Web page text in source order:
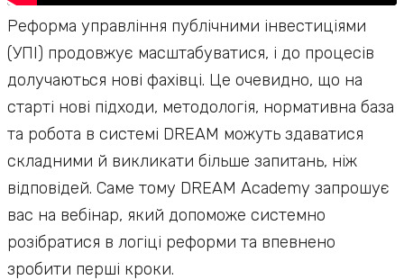
Реформа управління публічними інвестиціями
(УПІ) продовжує масштабуватися, і до процесів
долучаються нові фахівці. Це очевидно, що на
старті нові підходи, методологія, нормативна база
та робота в системі DREAM можуть здаватися
складними й викликати більше запитань, ніж
відповідей. Саме тому DREAM Academy запрошує
вас на вебінар, який допоможе системно
розібратися в логіці реформи та впевнено
зробити перші кроки.